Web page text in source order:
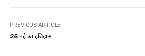
PREVIOUS ARTICLE
25 मई का इतिहास